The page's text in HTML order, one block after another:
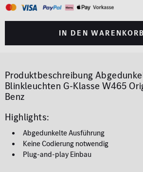
in den Warenkorb
Produktbeschreibung
Blinkleuchten G-Klasse W465
Benz
Highlights:
Abgedunkelte Ausführung
Keine Codierung notwendig
Plug-and-play Einbau